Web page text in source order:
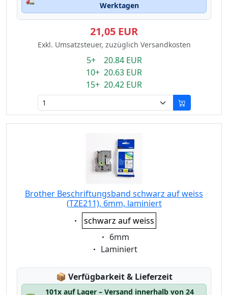
Werktagen
21,05 EUR
Exkl. Umsatzsteuer, zuzüglich Versandkosten
5+ 20.84 EUR
10+ 20.63 EUR
15+ 20.42 EUR
Brother Beschriftungsband schwarz auf weiss
(TZE211), 6mm, laminiert
Eigenschaft:
schwarz auf weiss
Eigenschaft:
6mm
Eigenschaft:
Laminiert
📦 Lagerstatus:
Verfügbarkeit & Lieferzeit
101x auf Lager – Versand innerhalb von 24